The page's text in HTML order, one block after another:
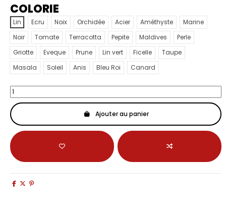
COLORIE
Lin Ecru Noix Orchidée Acier Améthyste
Marine
Noir
Tomate Terracotta Pepite Maldives
Perle
Griotte
Eveque Prune Lin vert Ficelle
Taupe
Masala
Soleil Anis Bleu Roi Canard
Ajouter au panier